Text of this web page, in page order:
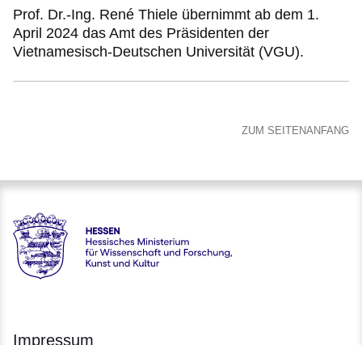
Prof. Dr.-Ing. René Thiele übernimmt ab dem 1.
April 2024 das Amt des Präsidenten der
Vietnamesisch-Deutschen Universität (VGU).
ZUM SEITENANFANG
Hessen - Hessisches Ministerium für Wissenschaft und
Impressum